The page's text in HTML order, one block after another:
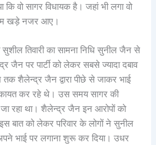
वो सागर विधायक है। जहां भी लगा वो
खड़े नजर आए।
सुशील तिवारी का सामना निधि सुनील जैन से
जैन पर पार्टी को लेकर सबसे ज्यादा दबाव
शैलेन्द्र जैन द्वारा पीछे से जाकर भाई
कर रहे थे। उस समय सागर की
जा रहा था। शैलेन्द्र जैन इन आरोपों को
बात को लेकर परिवार के लोगों ने सुनील
भाई पर लगाना शुरू कर दिया। उधर